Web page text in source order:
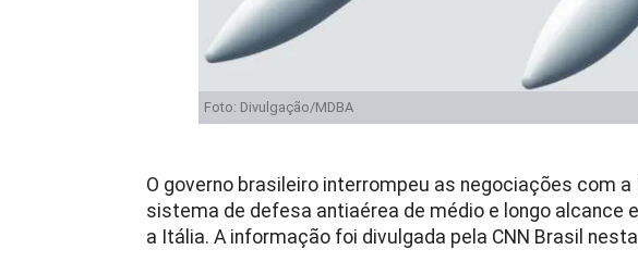
Foto: Divulgação/MDBA
O governo brasileiro interrompeu as negociações com
sistema de defesa antiaérea de médio e longo alcance
a Itália. A informação foi divulgada pela CNN Brasil